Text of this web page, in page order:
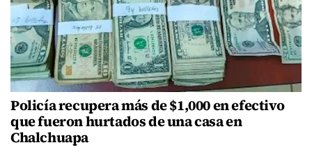
Policía recupera más de $1,000 en efectivo
que fueron hurtados de una casa en
Chalchuapa